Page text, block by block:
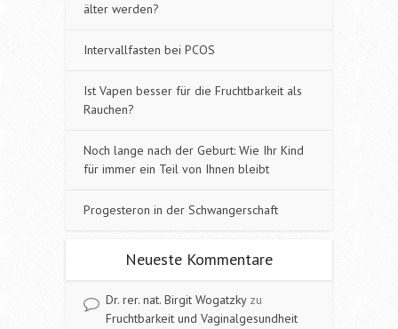
älter werden?
Intervallfasten bei PCOS
Ist Vapen besser für die Fruchtbarkeit als
Rauchen?
Noch lange nach der Geburt: Wie Ihr Kind
für immer ein Teil von Ihnen bleibt
Progesteron in der Schwangerschaft
Neueste Kommentare
Dr. rer. nat. Birgit Wogatzkyzu
Fruchtbarkeit und Vaginalgesundheit